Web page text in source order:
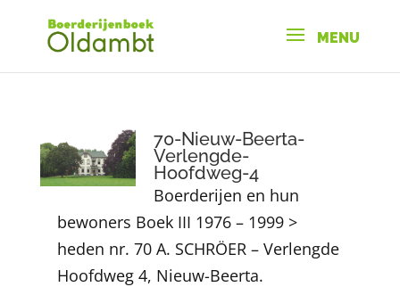
70-Nieuw-Beerta-
Verlengde-
Hoofdweg-4
Boerderijen en hun
bewoners Boek III 1976 – 1999 >
heden nr. 70 A. SCHRÖER – Verlengde
Hoofdweg 4, Nieuw-Beerta.